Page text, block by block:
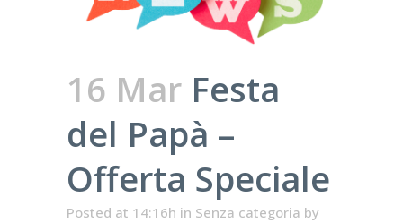
16 Mar Festa
del Papà –
Offerta Speciale
Posted at 14:16h in Senza categoria by